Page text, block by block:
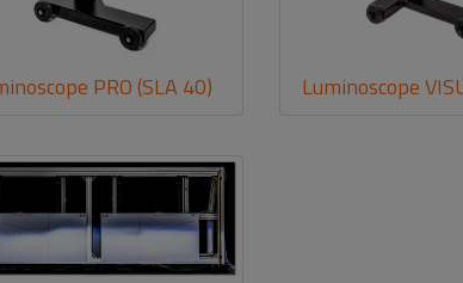
PRO (SLA 40)
Luminoscope